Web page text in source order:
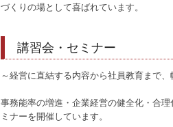
づくりの場として喜ばれています。
講習会・セミナー
～経営に直結する内容から社員教育まで、
事務能率の増進・企業経営の健全化・合
ミナーを開催しています。